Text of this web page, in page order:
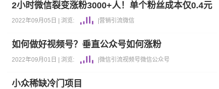
2小时微信裂变涨粉3000+人！单个粉丝成本仅0.4元
2022年09月05日 | 浏览: 营销引流微信
如何做好视频号？垂直公众号如何涨粉
2022年09月01日 | 浏览: |微信引流视频号微信公众号
小众稀缺冷门项目